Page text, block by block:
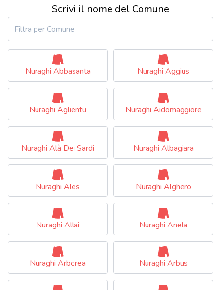
Scrivi il nome del Comune
Nuraghi Abbasanta Nuraghi Aggius
Nuraghi Aglientu Nuraghi Aidomaggiore
Nuraghi Alà Dei Sardi Nuraghi Albagiara
Nuraghi Ales Nuraghi Alghero
Nuraghi Allai Nuraghi Anela
Nuraghi Arborea Nuraghi Arbus